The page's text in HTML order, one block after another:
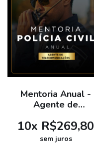
Mentoria Anual -
Agente de
PCSP - Nível Médio
10x R$269,80
sem juros